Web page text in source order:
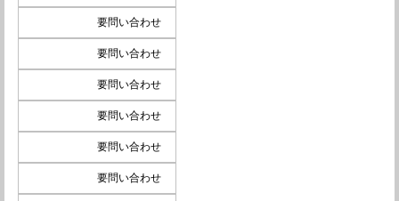
要問い合わせ
要問い合わせ
要問い合わせ
要問い合わせ
要問い合わせ
要問い合わせ